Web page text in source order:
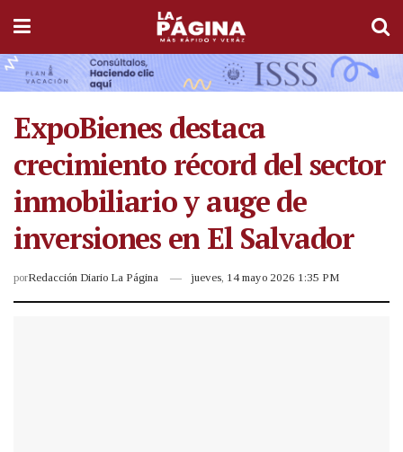
ExpoBienes destaca
crecimiento récord del sector
inmobiliario y auge de
inversiones en El Salvador
porRedacción Diario La Página jueves, 14 mayo 2026 1:35 PM